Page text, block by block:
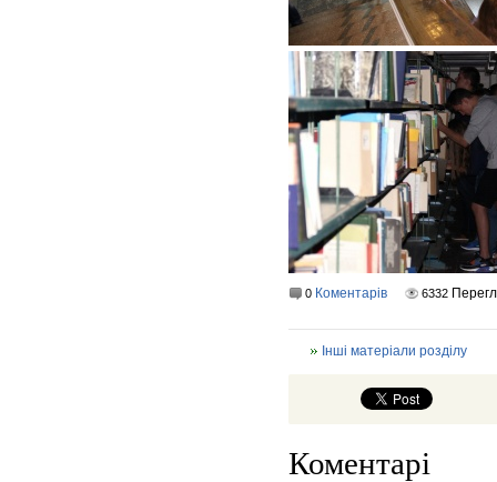
0 Коментарів 6332
Інші матеріали розділу
Коментарі